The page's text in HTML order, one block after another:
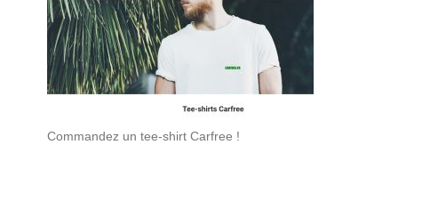
Commandez un tee-shirt Carfree !